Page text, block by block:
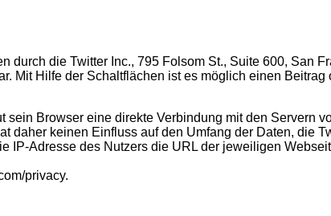
durch die Twitter Inc., 795 Folsom St., Suite 600, San
Mit Hilfe der Schaltflächen ist es möglich einen
Browser eine direkte Verbindung mit den Servern
daher keinen Einfluss auf den Umfang der Daten, die
Adresse des Nutzers die URL der jeweiligen
privacy.